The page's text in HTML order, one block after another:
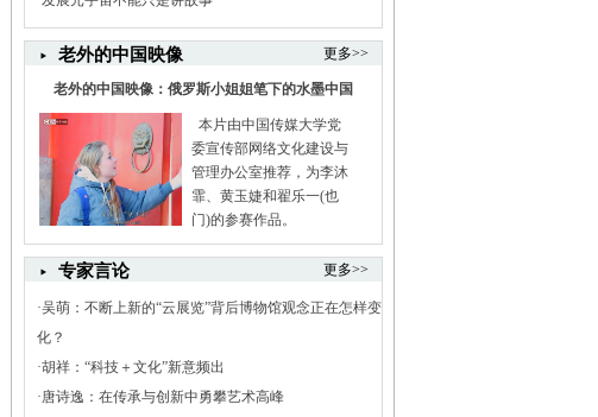
老外的中国映像 更多>>
老外的中国映像：俄罗斯小姐姐笔下的水墨中国
本片由中国传媒大学党
委宣传部网络文化建设与
管理办公室推荐，为李沐
霏、黄玉婕和翟乐一(也
门)的参赛作品。
专家言论 更多>>
·吴萌：不断上新的“云展览”背后博物馆观念正在怎样变
化？
·胡祥：“科技＋文化”新意频出
·唐诗逸：在传承与创新中勇攀艺术高峰